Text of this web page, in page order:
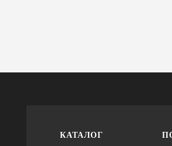
КАТАЛОГ